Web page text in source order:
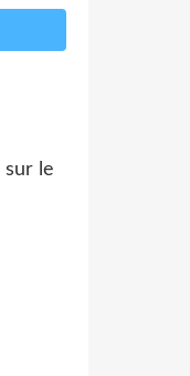
sur le